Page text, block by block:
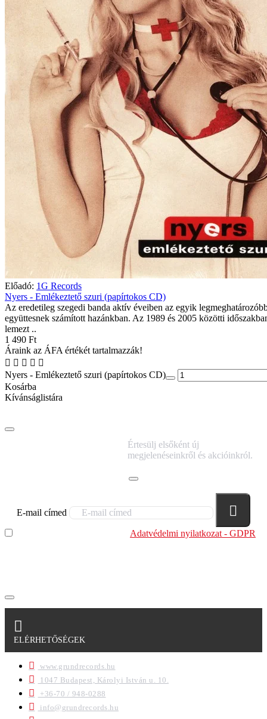
Előadó: 1G Records
Nyers - Emlékeztető szuri (papírtokos CD)
Az eredetileg szegedi banda aktív éveiben az egyik
együttesnek számított hazánkban. Az 1989 és 2005 közötti
lemezt ..
1 490 Ft
Áraink az ÁFA értékét tartalmazzák!
Nyers - Emlékeztető szuri (papírtokos CD)
Kosárba
Kívánságlistára
Értesülj elsőként új
megjelenéseinkről és akcióinkról.
E-mail címed
Adatvédelmi nyilatkozat - GDPR
ELÉRHETŐSÉGEK
www.grundrecords.hu
1047 Budapest, Károlyi István u. 10.
+36-70 / 948-0288
info@grundrecords.hu